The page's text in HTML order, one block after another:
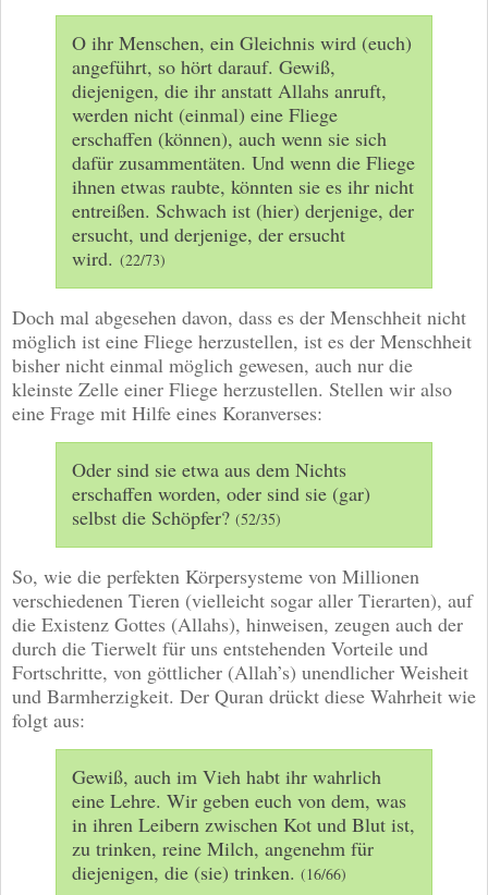
O ihr Menschen, ein Gleichnis wird (euch)
angeführt, so hört darauf. Gewiß,
diejenigen, die ihr anstatt Allahs anruft,
werden nicht (einmal) eine Fliege
erschaffen (können), auch wenn sie sich
dafür zusammentäten. Und wenn die Fliege
ihnen etwas raubte, könnten sie es ihr nicht
entreißen. Schwach ist (hier) derjenige, der
ersucht, und derjenige, der ersucht
wird. (22/73)
Doch mal abgesehen davon, dass es der Menschheit nicht
möglich ist eine Fliege herzustellen, ist es der Menschheit
bisher nicht einmal möglich gewesen, auch nur die
kleinste Zelle einer Fliege herzustellen. Stellen wir also
eine Frage mit Hilfe eines Koranverses:
Oder sind sie etwa aus dem Nichts
erschaffen worden, oder sind sie (gar)
selbst die Schöpfer? (52/35)
So, wie die perfekten Körpersysteme von Millionen
verschiedenen Tieren (vielleicht sogar aller Tierarten), auf
die Existenz Gottes (Allahs), hinweisen, zeugen auch der
durch die Tierwelt für uns entstehenden Vorteile und
Fortschritte, von göttlicher (Allah’s) unendlicher Weisheit
und Barmherzigkeit. Der Quran drückt diese Wahrheit wie
folgt aus:
Gewiß, auch im Vieh habt ihr wahrlich
eine Lehre. Wir geben euch von dem, was
in ihren Leibern zwischen Kot und Blut ist,
zu trinken, reine Milch, angenehm für
diejenigen, die (sie) trinken. (16/66)